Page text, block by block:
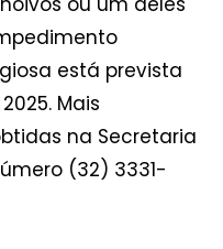
está prevista
Mais
na Secretaria
(32) 3331-